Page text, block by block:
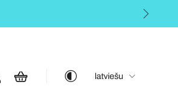
latviešu